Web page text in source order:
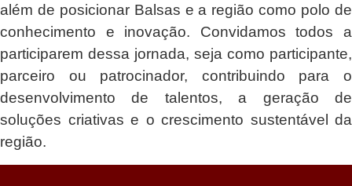
além de posicionar Balsas e a região como polo de
conhecimento e inovação. Convidamos todos a
participarem dessa jornada, seja como participante,
parceiro ou patrocinador, contribuindo para o
desenvolvimento de talentos, a geração de
soluções criativas e o crescimento sustentável da
região.